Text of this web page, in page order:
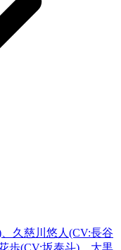
久慈川悠人(CV:長谷
歩(CV:坂泰斗)、大黒